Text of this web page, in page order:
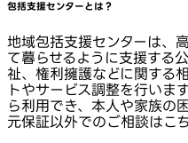
包括支援センターとは？
地域包括支援センターは、
て暮らせるように支援する
祉、権利擁護などに関する
トやサービス調整を行いま
ら利用でき、本人や家族の
元保証以外でのご相談はこ